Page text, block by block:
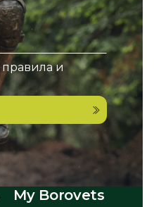
правила и
My Borovets